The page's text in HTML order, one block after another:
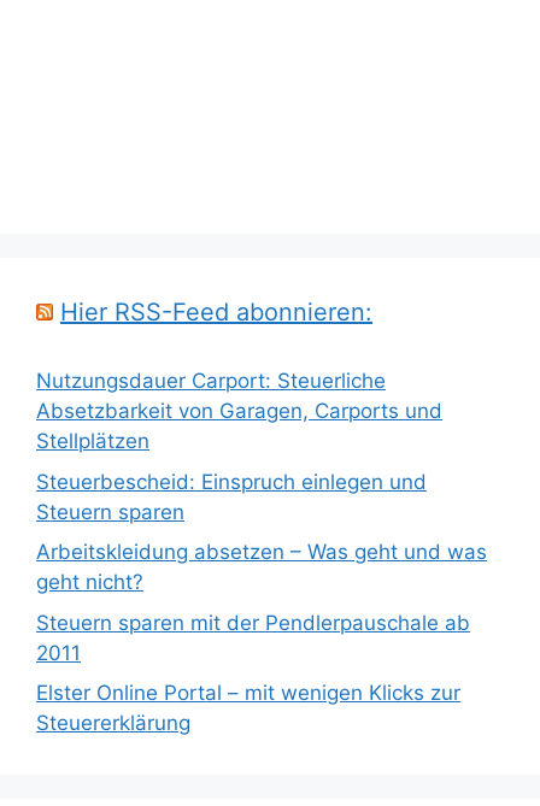
Hier RSS-Feed abonnieren:
Nutzungsdauer Carport: Steuerliche
Absetzbarkeit von Garagen, Carports und
Stellplätzen
Steuerbescheid: Einspruch einlegen und
Steuern sparen
Arbeitskleidung absetzen – Was geht und was
geht nicht?
Steuern sparen mit der Pendlerpauschale ab
2011
Elster Online Portal – mit wenigen Klicks zur
Steuererklärung